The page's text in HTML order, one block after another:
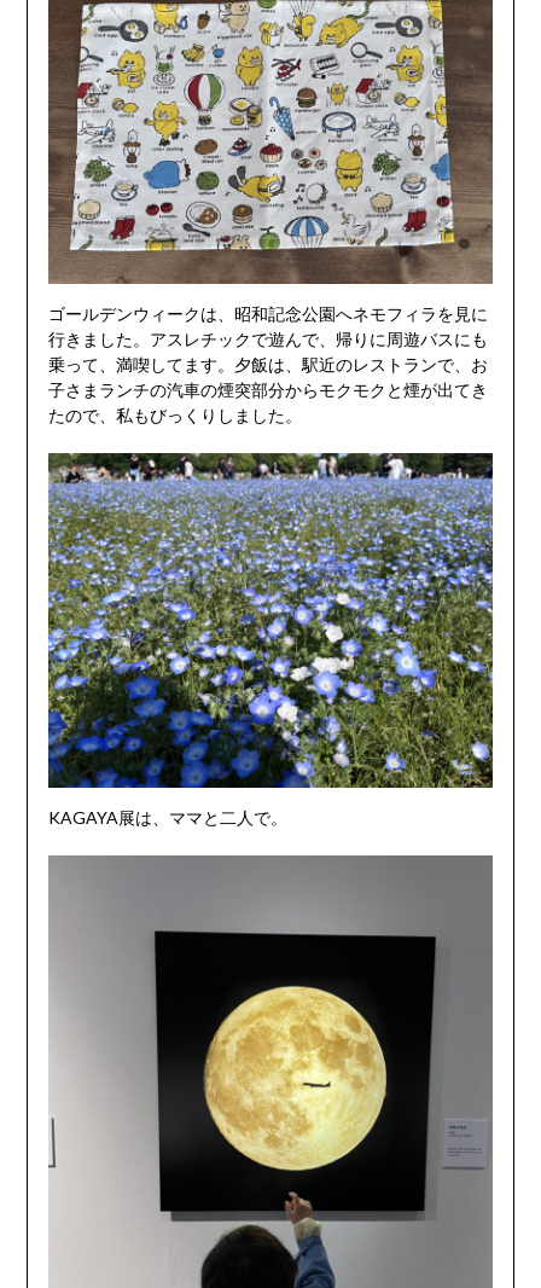
ゴールデンウィークは、昭和記念公園へネモフィラを見に
行きました。アスレチックで遊んで、帰りに周遊バスにも
乗って、満喫してます。夕飯は、駅近のレストランで、お
子さまランチの汽車の煙突部分からモクモクと煙が出てき
たので、私もびっくりしました。
KAGAYA展は、ママと二人で。